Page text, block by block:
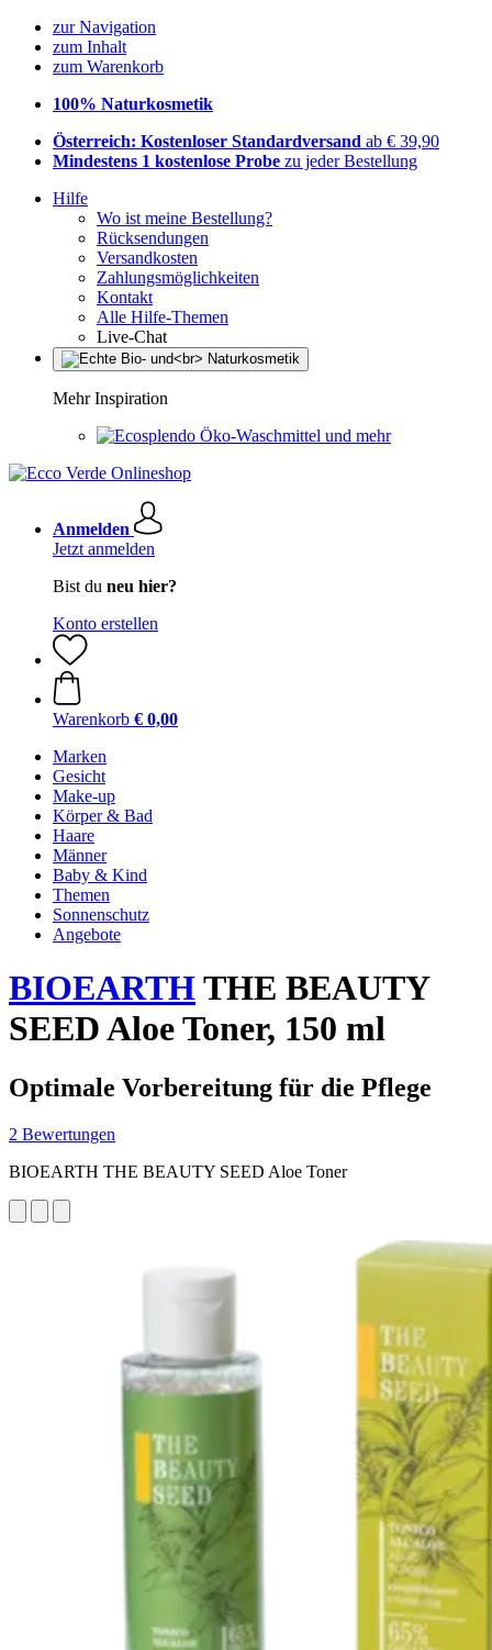
zur Navigation
zum Inhalt
zum Warenkorb
100% Naturkosmetik
Österreich: Kostenloser Standardversand ab € 39,90
Mindestens 1 kostenlose Probe zu jeder Bestellung
Hilfe
Wo ist meine Bestellung?
Rücksendungen
Versandkosten
Zahlungsmöglichkeiten
Kontakt
Alle Hilfe-Themen
Live-Chat
Mehr Inspiration
Öko-Waschmittel und mehr
Anmelden
Jetzt anmelden
Bist du neu hier?
Konto erstellen
Warenkorb € 0,00
Marken
Gesicht
Make-up
Körper & Bad
Haare
Männer
Baby & Kind
Themen
Sonnenschutz
Angebote
BIOEARTHTHE BEAUTY
SEED Aloe Toner, 150 ml
Optimale Vorbereitung für die Pflege
2 Bewertungen
BIOEARTH THE BEAUTY SEED Aloe Toner